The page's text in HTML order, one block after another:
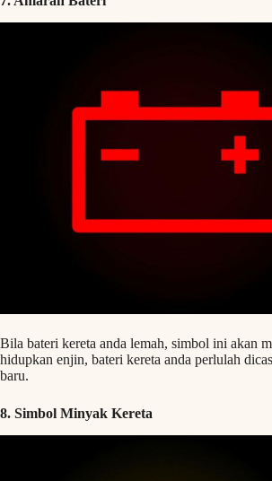
Bila bateri kereta anda lemah, simbol ini akan
hidupkan enjin, bateri kereta anda perlulah
baru.
8. Simbol Minyak Kereta